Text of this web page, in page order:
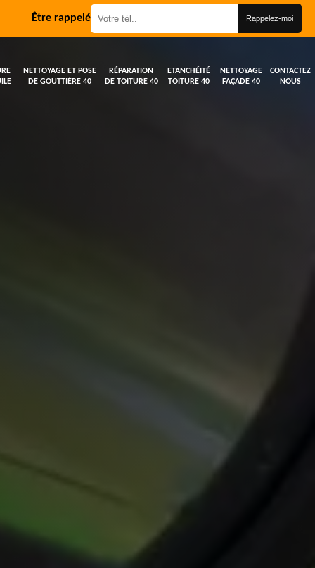
Être rappelé
NETTOYAGE ET POSE
DE GOUTTIÈRE 40
RÉPARATION
DE TOITURE 40
ETANCHÉITÉ
TOITURE 40
NETTOYAGE
FAÇADE 40
CONTACTEZ
NOUS